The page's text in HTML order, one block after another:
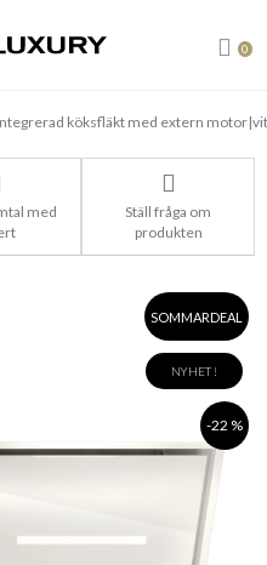
0
köksfläkt med extern
med
Ställ fråga om
produkten
NYHET !
SOMMARDEAL
-22 %